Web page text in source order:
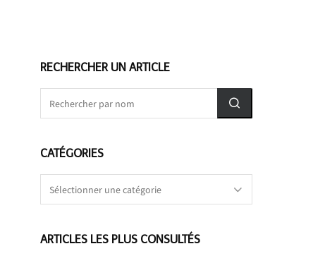
RECHERCHER UN ARTICLE
CATÉGORIES
ARTICLES LES PLUS CONSULTÉS